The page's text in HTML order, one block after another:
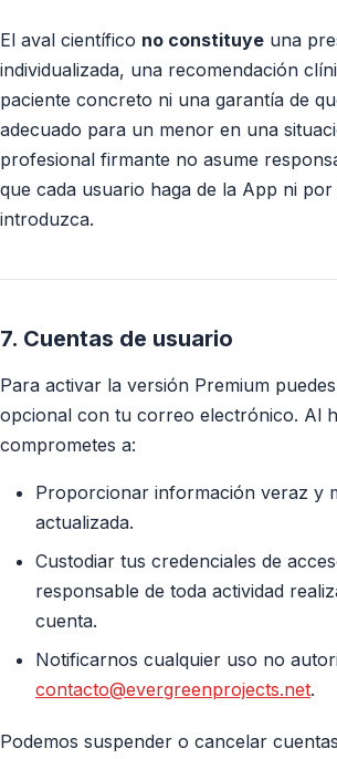
El aval científico no constituye una
individualizada, una recomendación
paciente concreto ni una garantía de
adecuado para un menor en una
profesional firmante no asume
que cada usuario haga de la App ni por
introduzca.
7. Cuentas de usuario
Para activar la versión Premium
opcional con tu correo electrónico. Al
comprometes a:
Proporcionar información veraz y
actualizada.
Custodiar tus credenciales de
responsable de toda actividad
cuenta.
Notificarnos cualquier uso no
contacto@evergreenprojects.net.
Podemos suspender o cancelar